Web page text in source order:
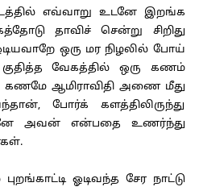
எவ்வாறு உடனே இறங்க
தாவிச் சென்று சிறிது
ஒரு மர நிழலில் போய்
குதித்த வேகத்தில் ஒரு கணம்
கணமே ஆமிராவிதி அணை மீது
போர்க் களத்திலிருந்து
அவன் என்பதை உணர்ந்து
ஓடிவந்த சேர நாட்டு